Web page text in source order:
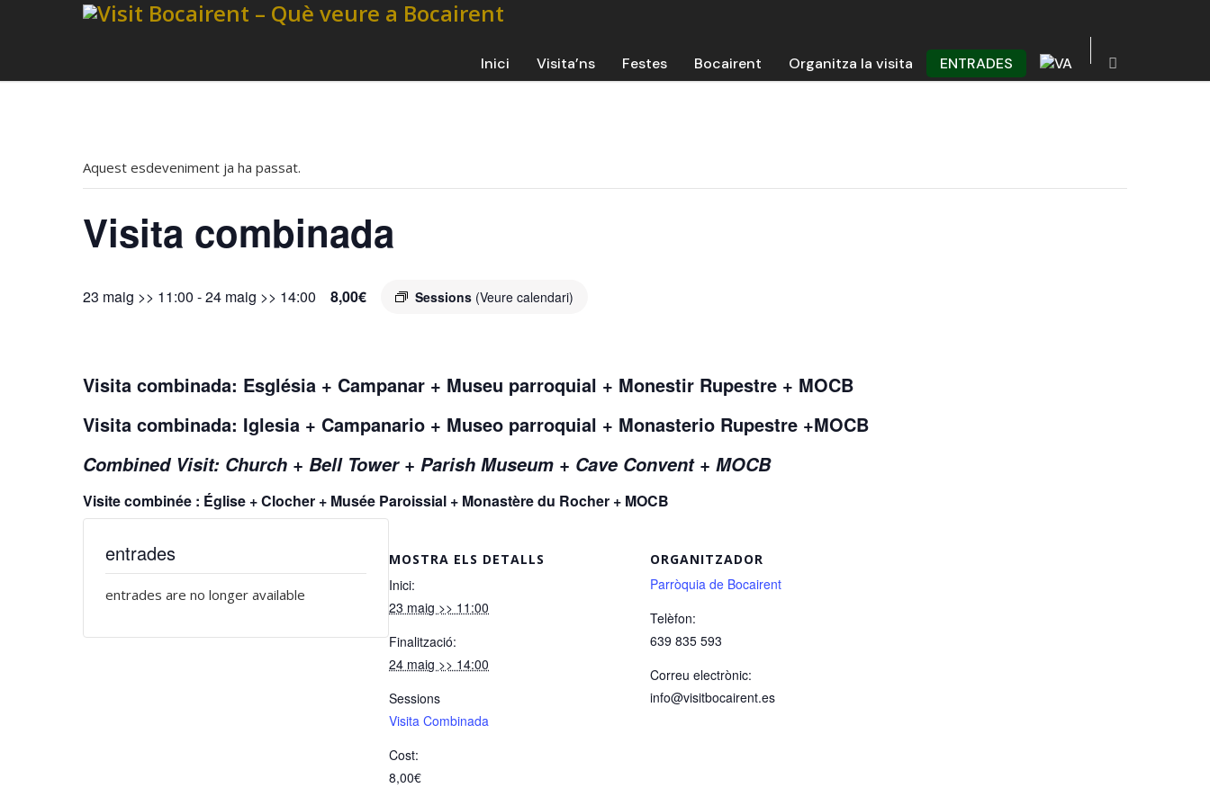
Inici Visita’ns Festes Bocairent Organitza la visita ENTRADES
Aquest esdeveniment ja ha passat.
Visita combinada
23 maig >> 11:00 -24 maig >> 14:00 Sessions (Veure calendari)
8,00€
Visita combinada: Església + Campanar + Museu parroquial + Monestir Rupestre + MOCB
Visita combinada: Iglesia + Campanario + Museo parroquial + Monasterio Rupestre +MOCB
Combined Visit: Church + Bell Tower + Parish Museum + Cave Convent + MOCB
Visite combinée : Église + Clocher + Musée Paroissial + Monastère du Rocher + MOCB
MOSTRA ELS DETALLS
Inici:
23 maig >> 11:00
Finalització:
24 maig >> 14:00
Sessions
Visita Combinada
Cost:
8,00€
ORGANITZADOR
Parròquia de Bocairent
Telèfon:
639 835 593
Correu electrònic:
info@visitbocairent.es
entrades
entrades are no longer available